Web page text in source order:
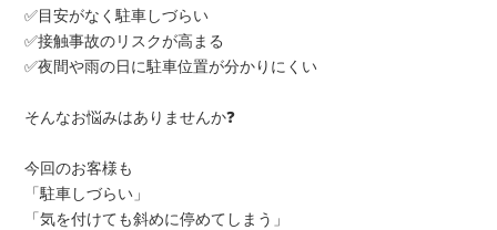
✅目安がなく駐車しづらい
✅接触事故のリスクが高まる
✅夜間や雨の日に駐車位置が分かりにくい
そんなお悩みはありませんか❓
今回のお客様も
「駐車しづらい」
「気を付けても斜めに停めてしまう」